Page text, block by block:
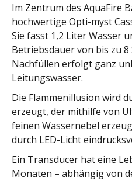
Im Zentrum des AquaFire
hochwertige Opti-myst
Sie fasst 1,2 Liter Wasser
Betriebsdauer von bis zu
Nachfüllen erfolgt ganz
Leitungswasser.
Die Flammenillusion wird
erzeugt, der mithilfe von
feinen Wassernebel
durch LED-Licht
Ein Transducer hat eine
Monaten – abhängig von